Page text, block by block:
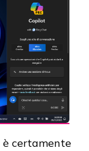
è certamente